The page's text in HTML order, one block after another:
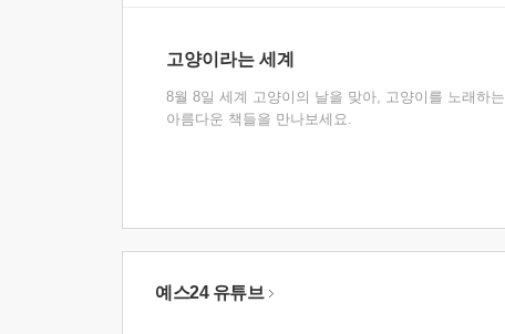
고양이라는 세계
8월 8일 세계 고양이의 날을 맞아, 고양이를 노래하는
아름다운 책들을 만나보세요.
예스24 유튜브